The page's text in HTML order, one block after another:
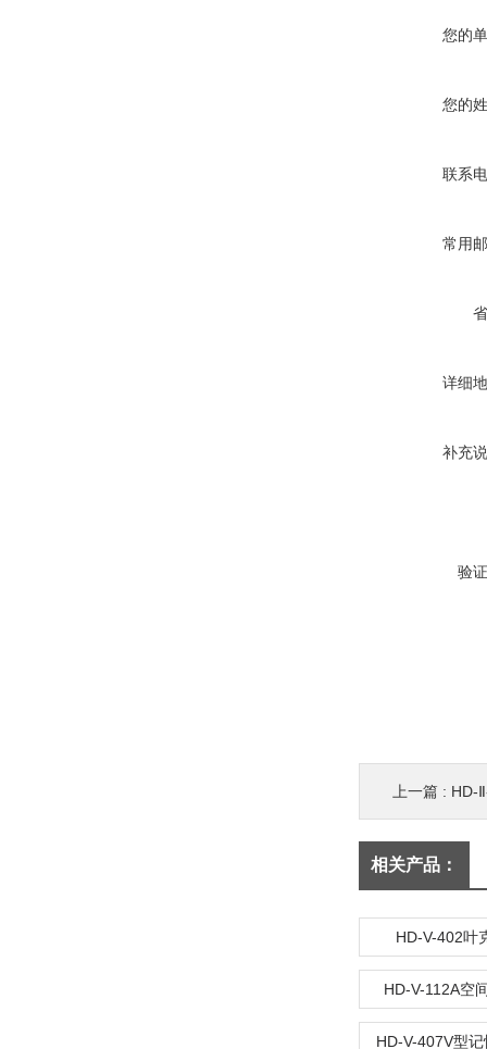
您的
您的
联系
常用
详细
补充
验
上一篇 : HD-
相关产品：
HD-V-402叶
HD-V-112A空
HD-V-407V型